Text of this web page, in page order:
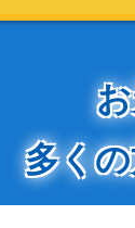
多く